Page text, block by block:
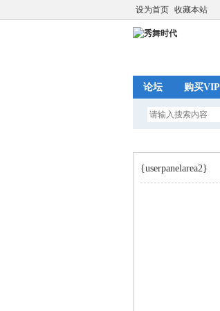
设为首页 收藏本站
论坛 购买VIP
{userpanelarea2}